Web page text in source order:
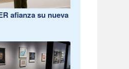
afianza su nueva